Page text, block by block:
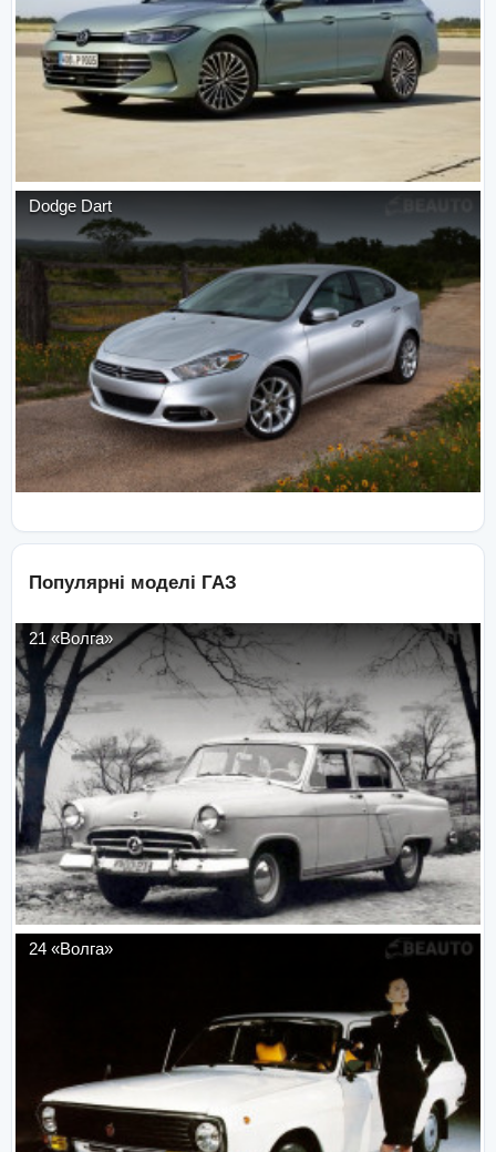
Dodge Dart
Популярні моделі ГАЗ
21 «Волга»
24 «Волга»